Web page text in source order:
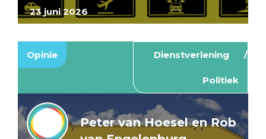
23 juni 2026
Opinie Dienstverlening
Politiek
Peter van Hoesel en Rob